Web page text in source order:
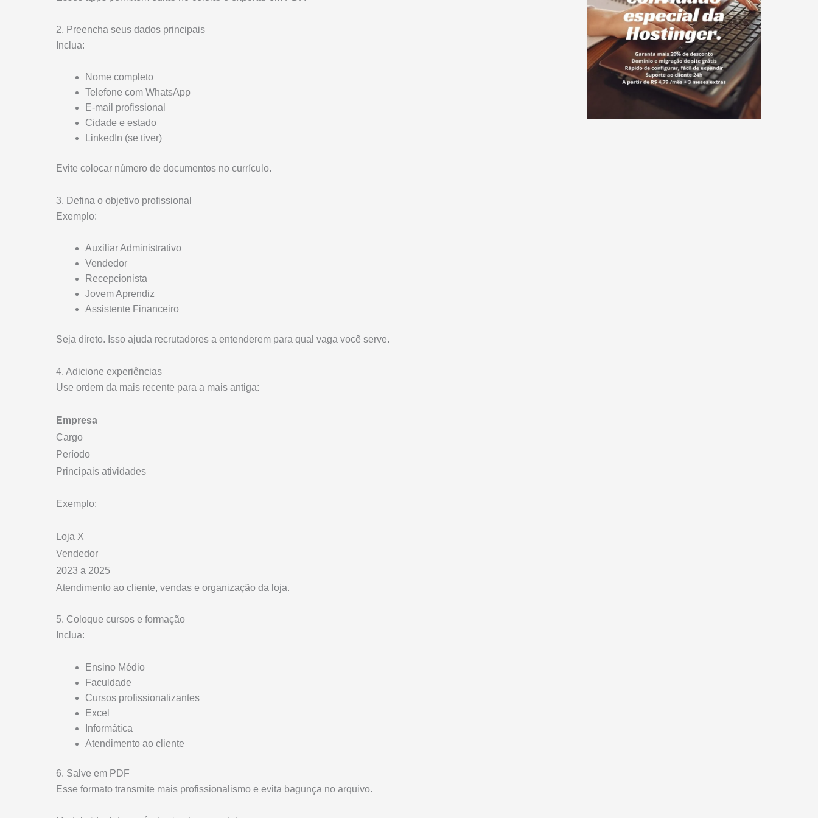
2. Preencha seus dados principais
Inclua:
Nome completo
Telefone com WhatsApp
E-mail profissional
Cidade e estado
LinkedIn (se tiver)
Evite colocar número de documentos no currículo.
3. Defina o objetivo profissional
Exemplo:
Auxiliar Administrativo
Vendedor
Recepcionista
Jovem Aprendiz
Assistente Financeiro
Seja direto. Isso ajuda recrutadores a entenderem para qual vaga você serve.
4. Adicione experiências
Use ordem da mais recente para a mais antiga:
Empresa
Cargo
Período
Principais atividades
Exemplo:
Loja X
Vendedor
2023 a 2025
Atendimento ao cliente, vendas e organização da loja.
5. Coloque cursos e formação
Inclua:
Ensino Médio
Faculdade
Cursos profissionalizantes
Excel
Informática
Atendimento ao cliente
6. Salve em PDF
Esse formato transmite mais profissionalismo e evita bagunça no arquivo.